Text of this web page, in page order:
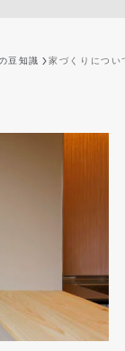
豆知識 家づくりについ